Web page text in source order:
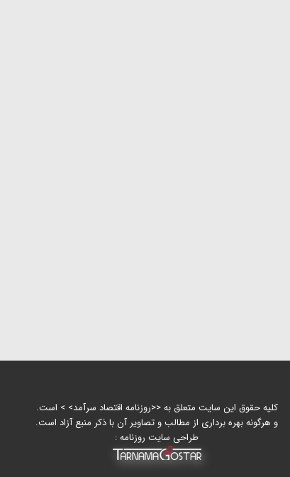
کلیه حقوق این سایت متعلق به <<روزنامه اقتصاد سرآمد> > است.
و هرگونه بهره برداری از مطالب و تصاویر آن با ذکر منبع آزاد است.
طراحی سایت روزنامه :